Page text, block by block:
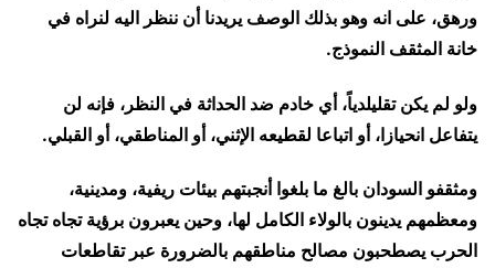
ورهق، على انه وهو بذلك الوصف يريدنا أن ننظر اليه لنراه في
خانة المثقف النموذج.
ولو لم يكن تقليلدياً، أي خادم ضد الحداثة في النظر، فإنه لن
يتفاعل انحيازا، أو اتباعا لقطيعه الإثني، أو المناطقي، أو القبلي.
ومثقفو السودان بالغ ما بلغوا أنجبتهم بيئات ريفية، ومدينية،
ومعظمهم يدينون بالولاء الكامل لها، وحين يعبرون برؤية تجاه تجاه
الحرب يصطحبون مصالح مناطقهم بالضرورة عبر تقاطعات